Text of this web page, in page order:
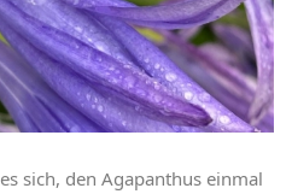
sich, den Agapanthus einmal